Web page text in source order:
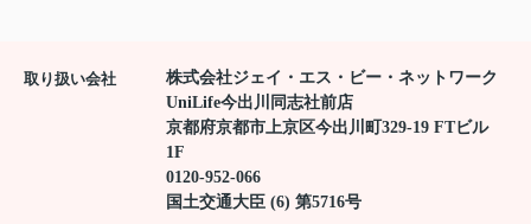
取り扱い会社
株式会社ジェイ・エス・ビー・ネットワーク
UniLife今出川同志社前店
京都府京都市上京区今出川町329-19 FTビル
1F
0120-952-066
国土交通大臣 (6) 第5716号